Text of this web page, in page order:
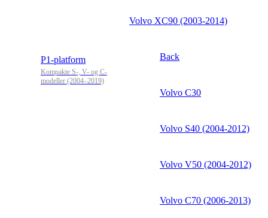
Volvo XC90 (2003-2014)
P1-platform
Kompakte S-, V- og C-
modeller (2004–2019)
Back
Volvo C30
Volvo S40 (2004-2012)
Volvo V50 (2004-2012)
Volvo C70 (2006-2013)